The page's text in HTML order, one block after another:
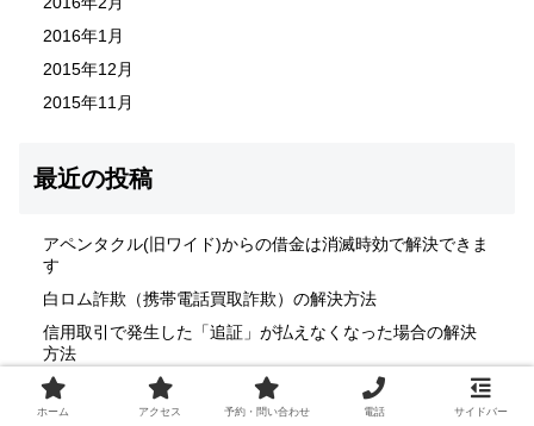
2016年1月
2015年12月
2015年11月
最近の投稿
アペンタクル(旧ワイド)からの借金は消滅時効で解決できま
す
白ロム詐欺（携帯電話買取詐欺）の解決方法
信用取引で発生した「追証」が払えなくなった場合の解決
方法
銀行口座売買・譲渡・レンタル問題の解決方法
後払い決済の支払いが困難な場合の解決方法
ホーム アクセス 予約・問い合わせ 電話 サイドバー